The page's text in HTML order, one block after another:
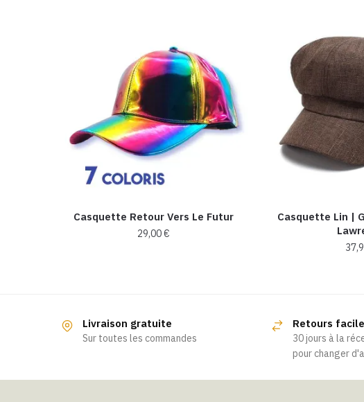
Casquette Retour Vers Le Futur
29,00€
variations.
Les
peuvent
Casquette Lin |
Livraison gratuite
Sur toutes les commandes
Retours
30 jours à la
pour changer